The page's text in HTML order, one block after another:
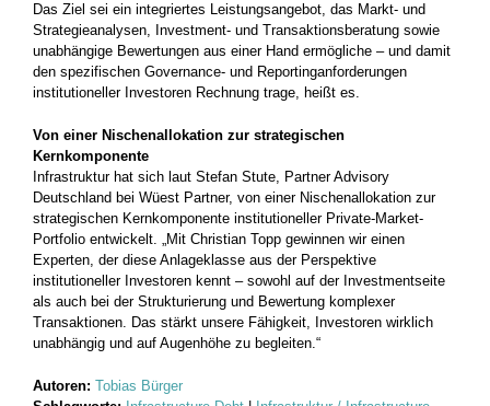
Das Ziel sei ein integriertes Leistungsangebot, das Markt- und
Strategieanalysen, Investment- und Transaktionsberatung sowie
unabhängige Bewertungen aus einer Hand ermögliche – und damit
den spezifischen Governance- und Reportinganforderungen
institutioneller Investoren Rechnung trage, heißt es.
Von einer Nischenallokation zur strategischen
Kernkomponente
Infrastruktur hat sich laut Stefan Stute, Partner Advisory
Deutschland bei Wüest Partner, von einer Nischenallokation zur
strategischen Kernkomponente institutioneller Private-Market-
Portfolio entwickelt. „Mit Christian Topp gewinnen wir einen
Experten, der diese Anlageklasse aus der Perspektive
institutioneller Investoren kennt – sowohl auf der Investmentseite
als auch bei der Strukturierung und Bewertung komplexer
Transaktionen. Das stärkt unsere Fähigkeit, Investoren wirklich
unabhängig und auf Augenhöhe zu begleiten.“
Autoren: Tobias Bürger